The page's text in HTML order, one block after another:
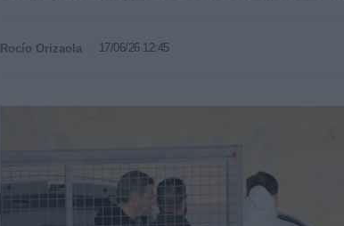
Rocío Orizaola 17/06/26 12:45